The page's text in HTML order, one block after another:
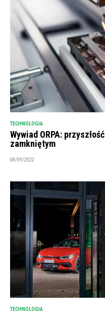
TECHNOLOGIA
Wywiad ORPA:
zamkniętym
08/09/2022
TECHNOLOGIA